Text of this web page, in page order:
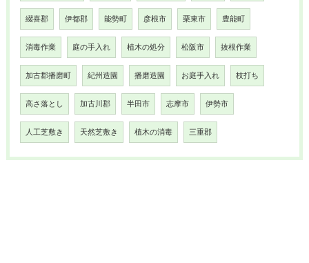
綴喜郡 伊都郡 能勢町 彦根市 栗東市 豊能町
消毒作業 庭の手入れ 植木の処分 松阪市 抜根作業
加古郡播磨町 紀州造園 播磨造園 お庭手入れ 枝打ち
高さ落とし 加古川郡 半田市 志摩市 伊勢市
人工芝敷き 天然芝敷き 植木の消毒 三重郡